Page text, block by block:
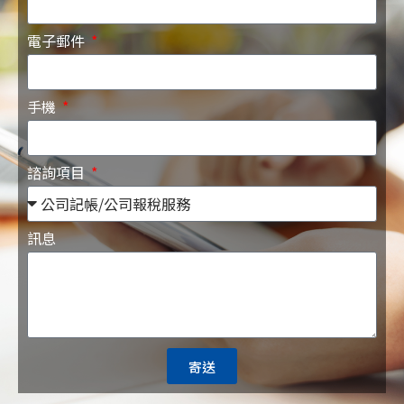
電子郵件
手機
諮詢項目
訊息
寄送